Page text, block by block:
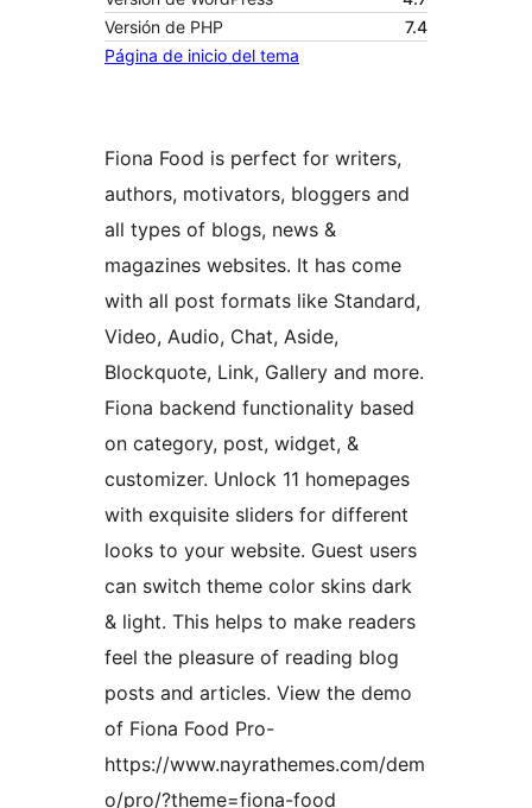
Versión de PHP
7.4
Página de inicio del tema
Fiona Food is perfect for writers,
authors, motivators, bloggers and
all types of blogs, news &
magazines websites. It has come
with all post formats like Standard,
Video, Audio, Chat, Aside,
Blockquote, Link, Gallery and more.
Fiona backend functionality based
on category, post, widget, &
customizer. Unlock 11 homepages
with exquisite sliders for different
looks to your website. Guest users
can switch theme color skins dark
& light. This helps to make readers
feel the pleasure of reading blog
posts and articles. View the demo
of Fiona Food Pro-
https://www.nayrathemes.com/dem
o/pro/?theme=fiona-food